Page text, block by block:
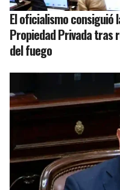
El oficialismo consiguió
Propiedad Privada tras
del fuego